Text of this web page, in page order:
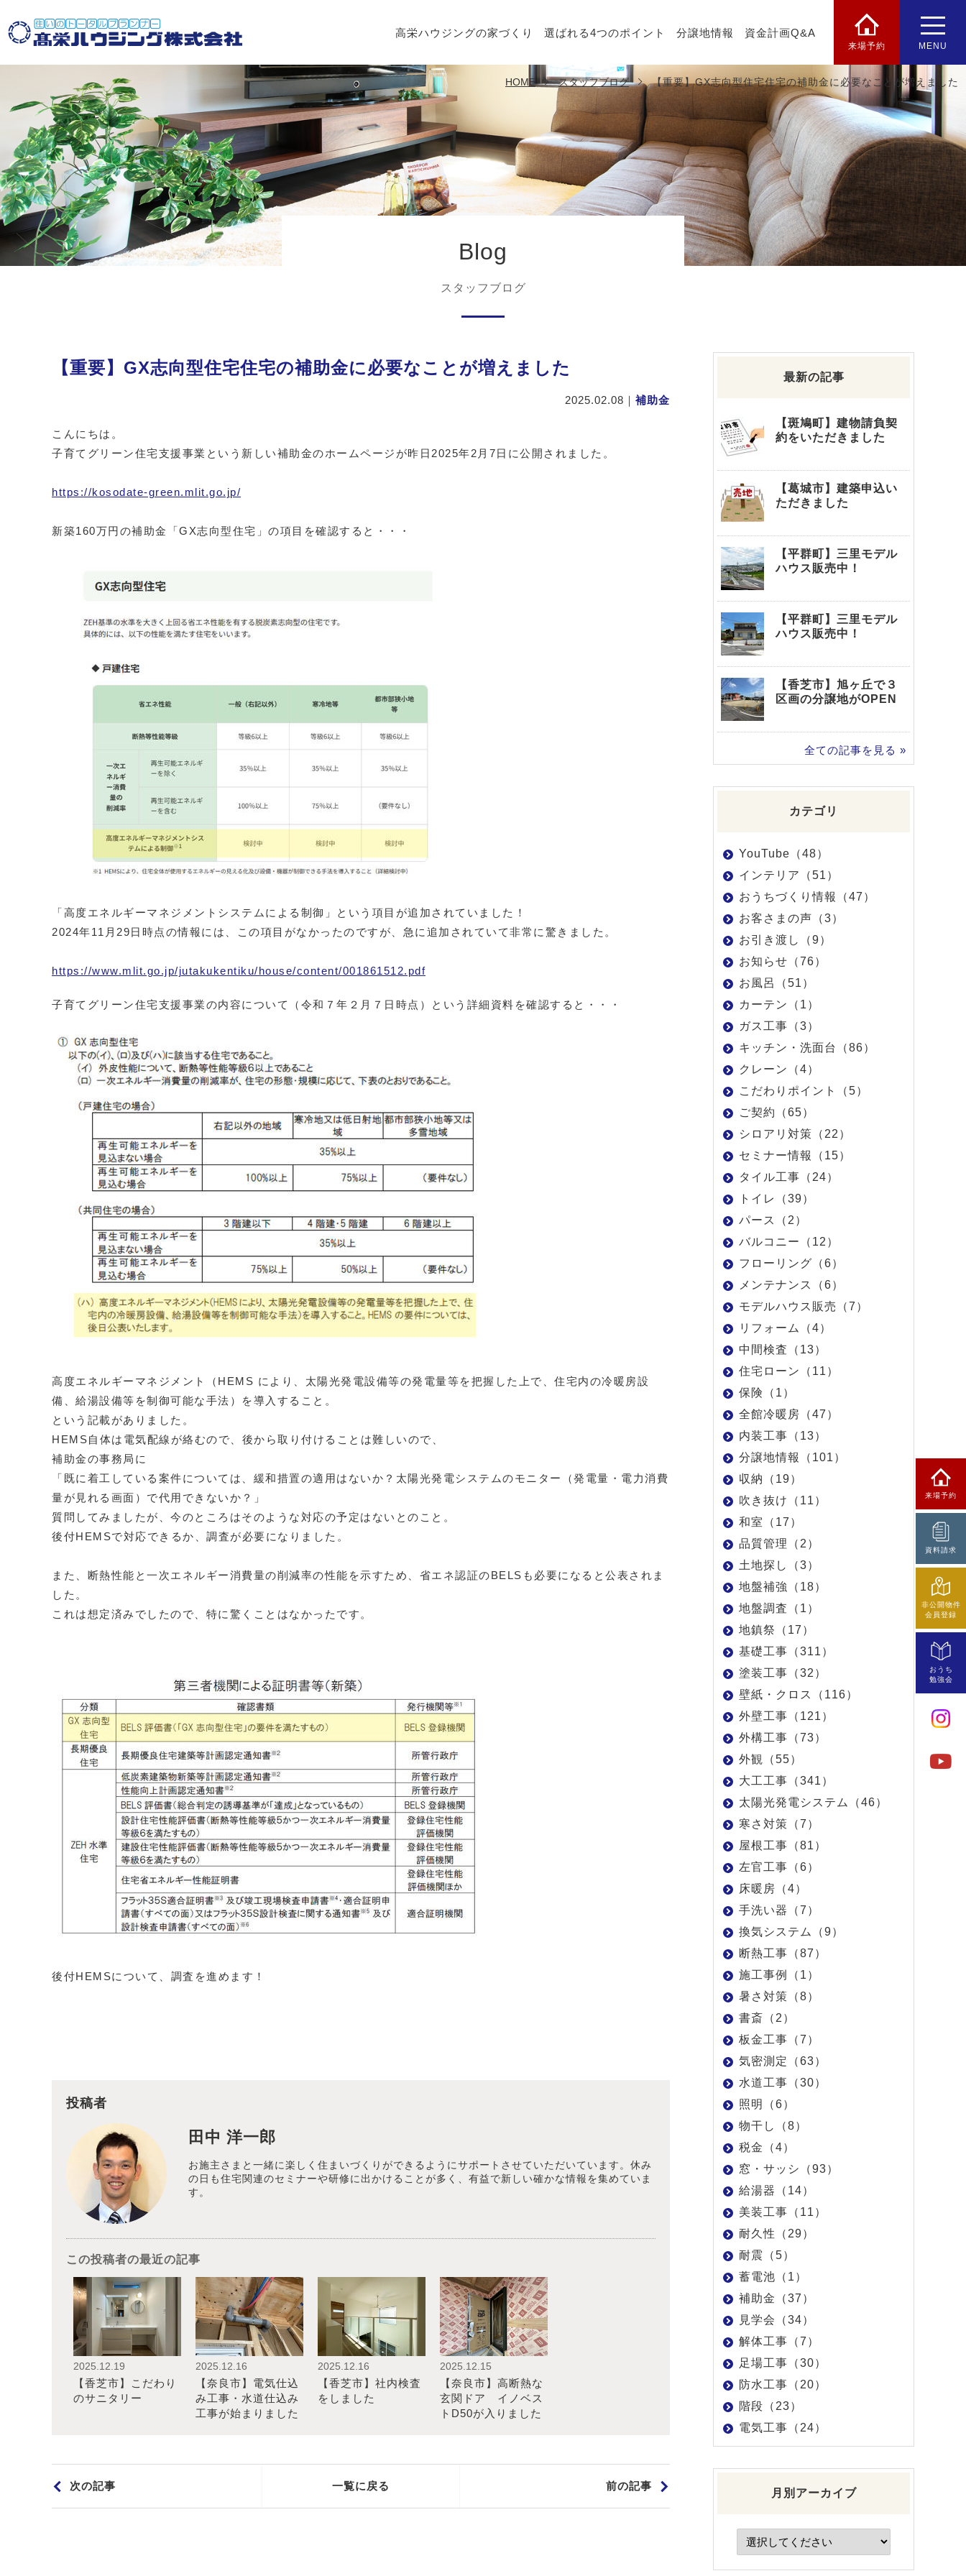
高栄ハウジングの家づくり 選ばれる4つのポイント 分譲地情報 資金計画Q&A
来場予約 MENU
来場予約
資料請求
非公開物件
会員登録
おうち
勉強会
Blog
スタッフブログ
HOME スタッフブログ 【重要】GX志向型住宅住宅の補助金に必要なことが増えました
【重要】GX志向型住宅住宅の補助金に必要なことが増えました
2025.02.08 ｜ 補助金
こんにちは。
子育てグリーン住宅支援事業という新しい補助金のホームページが昨日2025年2月7日に公開されました。
https://kosodate-green.mlit.go.jp/
新築160万円の補助金「GX志向型住宅」の項目を確認すると・・・
「高度エネルギーマネジメントシステムによる制御」という項目が追加されていました！
2024年11月29日時点の情報には、この項目がなかったのですが、急に追加されていて非常に驚きました。
https://www.mlit.go.jp/jutakukentiku/house/content/001861512.pdf
子育てグリーン住宅支援事業の内容について（令和７年２月７日時点）という詳細資料を確認すると・・・
高度エネルギーマネジメント（HEMS により、太陽光発電設備等の発電量等を把握した上で、住宅内の冷暖房設
備、給湯設備等を制御可能な手法）を導入すること。
という記載がありました。
HEMS自体は電気配線が絡むので、後から取り付けることは難しいので、
補助金の事務局に
「既に着工している案件については、緩和措置の適用はないか？太陽光発電システムのモニター（発電量・電力消費
量が見れる画面）で代用できないか？」
質問してみましたが、今のところはそのような対応の予定はないとのこと。
後付HEMSで対応できるか、調査が必要になりました。
また、断熱性能と一次エネルギー消費量の削減率の性能を示すため、省エネ認証のBELSも必要になると公表されま
した。
これは想定済みでしたので、特に驚くことはなかったです。
後付HEMSについて、調査を進めます！
投稿者
田中 洋一郎
お施主さまと一緒に楽しく住まいづくりができるようにサポートさせていただいています。休み
の日も住宅関連のセミナーや研修に出かけることが多く、有益で新しい確かな情報を集めていま
す。
この投稿者の最近の記事
2025.12.19
【香芝市】こだわり
のサニタリー
2025.12.16
【奈良市】電気仕込
み工事・水道仕込み
工事が始まりました
2025.12.16
【香芝市】社内検査
をしました
2025.12.15
【奈良市】高断熱な
玄関ドア イノベス
トD50が入りました
次の記事 前の記事
一覧に戻る
最新の記事
【斑鳩町】建物請負契
約をいただきました
【葛城市】建築申込い
ただきました
【平群町】三里モデル
ハウス販売中！
【平群町】三里モデル
ハウス販売中！
【香芝市】旭ヶ丘で３
区画の分譲地がOPEN
全ての記事を見る »
カテゴリ
YouTube（48）
インテリア（51）
おうちづくり情報（47）
お客さまの声（3）
お引き渡し（9）
お知らせ（76）
お風呂（51）
カーテン（1）
ガス工事（3）
キッチン・洗面台（86）
クレーン（4）
こだわりポイント（5）
ご契約（65）
シロアリ対策（22）
セミナー情報（15）
タイル工事（24）
トイレ（39）
パース（2）
バルコニー（12）
フローリング（6）
メンテナンス（6）
モデルハウス販売（7）
リフォーム（4）
中間検査（13）
住宅ローン（11）
保険（1）
全館冷暖房（47）
内装工事（13）
分譲地情報（101）
収納（19）
吹き抜け（11）
和室（17）
品質管理（2）
土地探し（3）
地盤補強（18）
地盤調査（1）
地鎮祭（17）
基礎工事（311）
塗装工事（32）
壁紙・クロス（116）
外壁工事（121）
外構工事（73）
外観（55）
大工工事（341）
太陽光発電システム（46）
寒さ対策（7）
屋根工事（81）
左官工事（6）
床暖房（4）
手洗い器（7）
換気システム（9）
断熱工事（87）
施工事例（1）
暑さ対策（8）
書斎（2）
板金工事（7）
気密測定（63）
水道工事（30）
照明（6）
物干し（8）
税金（4）
窓・サッシ（93）
給湯器（14）
美装工事（11）
耐久性（29）
耐震（5）
蓄電池（1）
補助金（37）
見学会（34）
解体工事（7）
足場工事（30）
防水工事（20）
階段（23）
電気工事（24）
月別アーカイブ